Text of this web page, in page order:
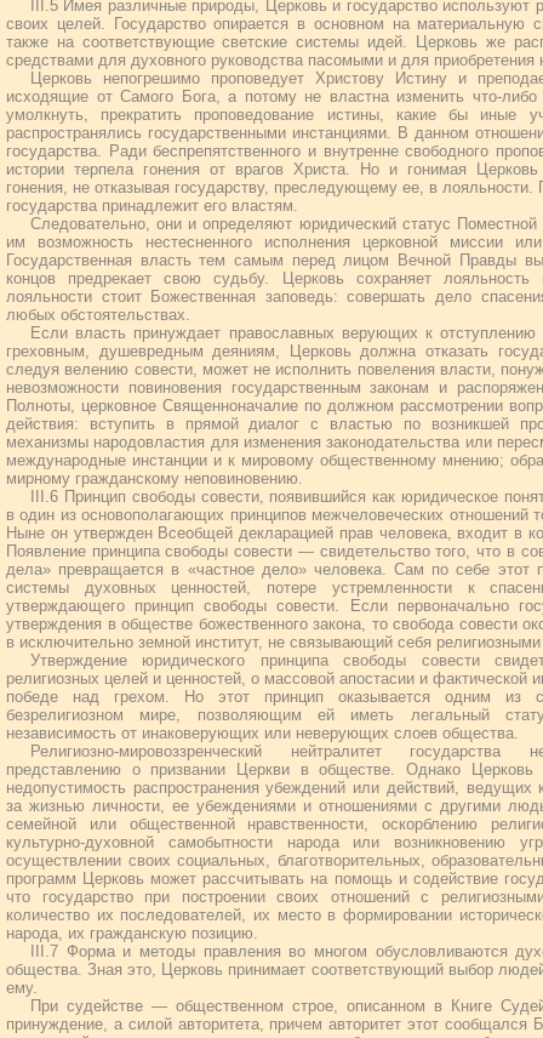
III.5 Имея различные природы, Церковь и государство используют
своих целей. Государство опирается в основном на материальную
также на соответствующие светские системы идей. Церковь же
средствами для духовного руководства пасомыми и для приобретения
Церковь непогрешимо проповедует Христову Истину и
исходящие от Самого Бога, а потому не властна изменить что-
умолкнуть, прекратить проповедование истины, какие бы иные
распространялись государственными инстанциями. В данном
государства. Ради беспрепятственного и внутренне свободного
истории терпела гонения от врагов Христа. Но и гонимая
гонения, не отказывая государству, преследующему ее, в лояльности.
государства принадлежит его властям.
Следовательно, они и определяют юридический статус
им возможность нестесненного исполнения церковной миссии
Государственная власть тем самым перед лицом Вечной Правды
концов предрекает свою судьбу. Церковь сохраняет
лояльности стоит Божественная заповедь: совершать дело
любых обстоятельствах.
Если власть принуждает православных верующих к
греховным, душевредным деяниям, Церковь должна отказать
следуя велению совести, может не исполнить повеления власти,
невозможности повиновения государственным законам и
Полноты, церковное Священноначалие по должном рассмотрении
действия: вступить в прямой диалог с властью по возникшей
механизмы народовластия для изменения законодательства или
международные инстанции и к мировому общественному мнению;
мирному гражданскому неповиновению.
III.6 Принцип свободы совести, появившийся как юридическое
в один из основополагающих принципов межчеловеческих отношений
Ныне он утвержден Всеобщей декларацией прав человека, входит в
Появление принципа свободы совести — свидетельство того, что в
дела» превращается в «частное дело» человека. Сам по себе этот
системы духовных ценностей, потере устремленности к
утверждающего принцип свободы совести. Если первоначально
утверждения в обществе божественного закона, то свобода совести
в исключительно земной институт, не связывающий себя
Утверждение юридического принципа свободы совести
религиозных целей и ценностей, о массовой апостасии и
победе над грехом. Но этот принцип оказывается одним из
безрелигиозном мире, позволяющим ей иметь легальный
независимость от инаковерующих или неверующих слоев общества.
Религиозно-мировоззренческий нейтралитет государства
представлению о призвании Церкви в обществе. Однако Церковь
недопустимость распространения убеждений или действий, ведущих
за жизнью личности, ее убеждениями и отношениями с другими
семейной или общественной нравственности, оскорблению
культурно-духовной самобытности народа или возникновению
осуществлении своих социальных, благотворительных,
программ Церковь может рассчитывать на помощь и содействие
что государство при построении своих отношений с
количество их последователей, их место в формировании
народа, их гражданскую позицию.
III.7 Форма и методы правления во многом обусловливаются
общества. Зная это, Церковь принимает соответствующий выбор
ему.
При судействе — общественном строе, описанном в Книге
принуждение, а силой авторитета, причем авторитет этот сообщался